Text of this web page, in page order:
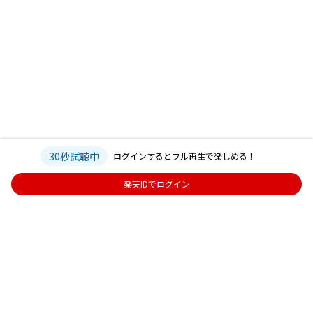
30秒試聴中 ログインするとフル再生で楽しめる！
楽天IDでログイン